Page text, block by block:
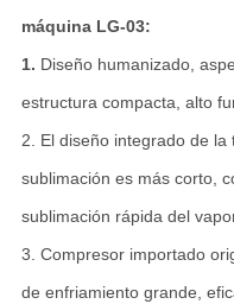
máquina LG-03:
1. Diseño humanizado,
estructura compacta, alto
2. El diseño integrado de
sublimación es más corto,
sublimación rápida del
3. Compresor importado
de enfriamiento grande,